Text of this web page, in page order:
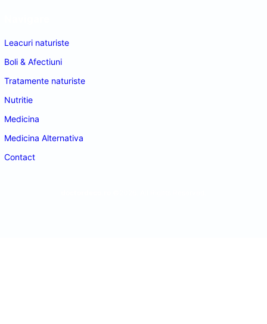
Leacuri naturiste
Boli & Afectiuni
Tratamente naturiste
Nutritie
Medicina
Medicina Alternativa
Contact